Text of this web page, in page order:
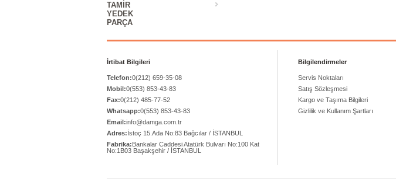
TAMIR
YEDEK
PARÇA
İrtibat Bilgileri
Telefon:0(212) 659-35-08
Mobil:0(553) 853-43-83
Fax:0(212) 485-77-52
Whatsapp:0(553) 853-43-83
Email:info@damga.com.tr
Adres:İstoç 15.Ada No:83 Bağcılar / İSTANBUL
Fabrika:Bankalar Caddesi Atatürk Bulvarı No:100 Kat
No:1B03 Başakşehir / İSTANBUL
Bilgilendirmeler
Servis Noktaları
Satış Sözleşmesi
Kargo ve Taşıma Bilgileri
Gizlilik ve Kullanım Şartları